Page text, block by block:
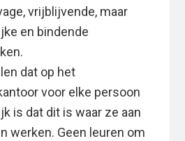
vrijblijvende, maar
en bindende
dat op het
voor elke persoon
is dat dit is waar ze aan
werken. Geen leuren om